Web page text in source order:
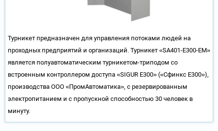
Турникет предназначен для управления потоками людей на
проходных предприятий и организаций. Турникет «SA401-Е300-ЕМ»
является полуавтоматическим турникетом-триподом со
встроенным контроллером доступа «SIGUR E300» («Сфинкс Е300»),
производства ООО «ПромАвтоматика», с резервированным
электропитанием и с пропускной способностью 30 человек в
минуту.